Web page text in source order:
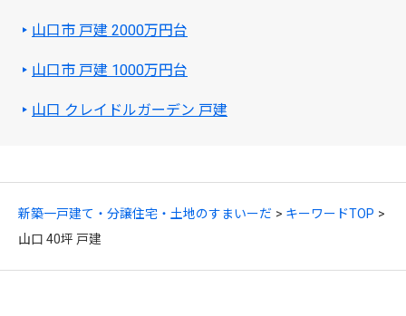
新築一戸建て・分譲住宅・土地のすまいーだ
キーワードTOP
山口 40坪 戸建
山口市 戸建 2000万円台
山口市 戸建 1000万円台
山口 クレイドルガーデン 戸建